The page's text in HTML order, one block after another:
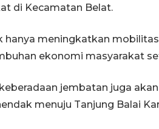
di Kecamatan Belat.
hanya meningkatkan
ekonomi masyarakat
jembatan juga
menuju Tanjung Balai